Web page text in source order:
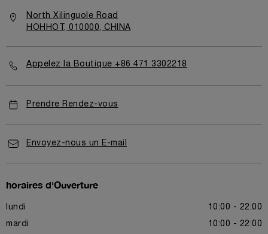
North Xilinguole Road
HOHHOT, 010000, CHINA
Appelez la Boutique +86 471 3302218
Prendre Rendez-vous
Envoyez-nous un E-mail
horaires d'Ouverture
lundi 10:00 - 22:00
mardi 10:00 - 22:00